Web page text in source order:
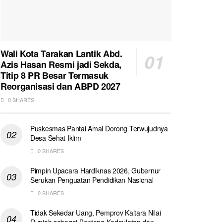
Wali Kota Tarakan Lantik Abd.
Azis Hasan Resmi jadi Sekda,
Titip 8 PR Besar Termasuk
Reorganisasi dan ABPD 2027
0 SHARES
Puskesmas Pantai Amal Dorong Terwujudnya
Desa Sehat Iklim
0 SHARES
Pimpin Upacara Hardiknas 2026, Gubernur
Serukan Penguatan Pendidikan Nasional
0 SHARES
Tidak Sekedar Uang, Pemprov Kaltara Nilai